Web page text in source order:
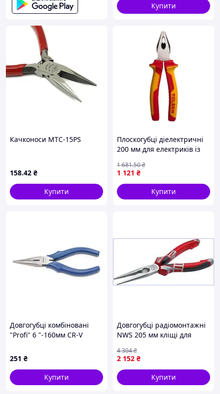
Купити
Качконоси MTC-15PS
158.42 ₴
Купити
Плоскогубці діелектричні
200 мм для електриків із
ручками для безпечної
роботи FLAME
1 121 ₴
1 681.50₴
Купити
Довгогубці комбіновані
"Profi" 6 "-160мм CR-V
2.5мм, сталь - 2 мм)
Forsage F-316
251 ₴
Купити
Довгогубці радіомонтажні
NWS 205 мм кліщі для
ергономічними ручками
2 152 ₴
4 304₴
Купити